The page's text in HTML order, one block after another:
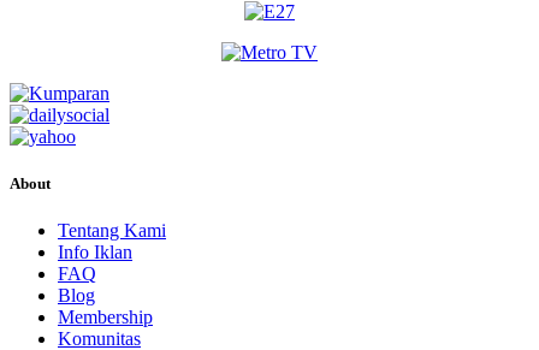
About
Tentang Kami
Info Iklan
FAQ
Blog
Membership
Komunitas